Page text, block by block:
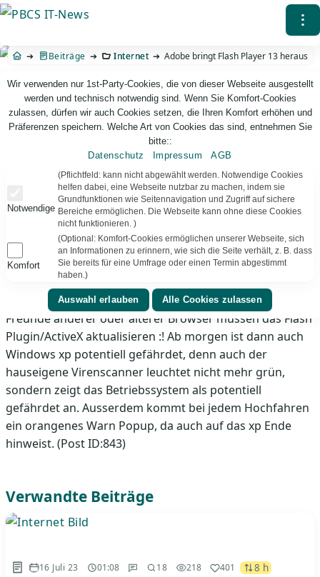
Direkt
Inhalt
⁝
Beiträge Internet Adobe bringt Flash Player 13 heraus
PBCS IT-News – IT. Web. Einfach. Webdesign, Analyse & Beratung
Adobe bringt Flash Player 13 heraus
Windows xp mit täglichem Warn-Popup. Wer Internet
Explorer 11 oder Google Chrome einsetzt, braucht sich
um nichts zu kümmern. Diese Browser bekommen über
WindowsUpdate bzw. den eigenen Updater jeweils die
aktuelle Version, da sie im Browser integriert ist.
Freunde anderer oder älterer Browser müssen das Flash
Plugin/ActiveX aktualisieren :! Ab morgen ist dann auch
Windows xp potentiell gefährdet, denn auch der
hauseigene Virenscanner leuchtet nicht mehr grün,
sondern zeigt das Betriebssystem als potentiell
gefährdet an. Ausserdem kommt bei jedem Hochfahren
ein orangenes Warn Popup, da auch auf das xp Ende
hinweist. (Post ID:843)
Verwandte Beiträge
16 Juli 23 01:08 18 218 401 8 h
Wir verwenden nur 1st-Party-Cookies, die von dieser Webseite ausgestellt
werden und technisch notwendig sind. Wenn Sie Komfort-Cookies
zulassen, dürfen wir auch Cookies setzen, die Ihren Komfort erhöhen und
Präferenzen speichern. Welche Art von Cookies das sind, entnehmen Sie
bitte::
Datenschutz
Impressum AGB
Notwendige
(Pflichtfeld: kann nicht abgewählt werden. Notwendige Cookies
helfen dabei, eine Webseite nutzbar zu machen, indem sie
Grundfunktionen wie Seitennavigation und Zugriff auf sichere
Bereiche ermöglichen. Die Webseite kann ohne diese Cookies
nicht funktionieren. )
Komfort
(Optional: Komfort-Cookies ermöglichen unserer Webseite, sich
an Informationen zu erinnern, wie sich die Seite verhält, z. B. dass
Sie bereits für eine Umfrage oder einen Termin abgestimmt
haben.)